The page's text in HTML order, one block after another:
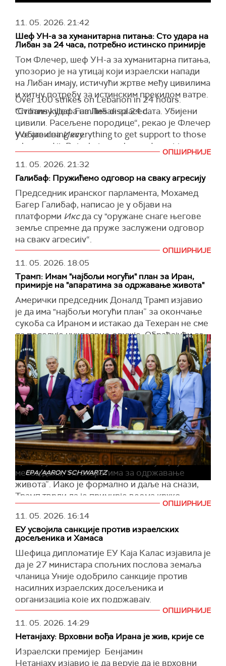
11. 05. 2026.21:42
Шеф УН-a за хуманитарна питања: Сто удара на
Либан за 24 часа, потребно истинско примирје
Том Флечер, шеф УН-a за хуманитарна питања,
упозорио је на утицај који израелски напади
на Либан имају, истичући жртве међу цивилима
и хитну потребу за истинским прекидом ватре.
"Стотину удара на Либан за 24 сата. Убијени
цивили. Расељене породице“, рекао је Флечер
у објави наИксу.
Флечер, заменик генералног секретара УН за
хуманитарна питања и координатор за хитну
помоћ, рекао је да су напори за пружање
помоћи у току, али да не могу заменити крај
насиља.
Over 100 strikes on Lebanon in 24 hours.
Civilians killed. Families displaced.
We are doing everything to get support to those
who need it. But what people need most is a
— Tom Fletcher (@UNReliefChief) May 11, 2026
ОПШИРНИЈЕ
11. 05. 2026.21:32
Галибаф: Пружићемо одговор на сваку агресију
Председник иранског парламента, Мохамед
Багер Галибаф, написао је у објави на
платформи Иксда су "оружане снаге његове
земље спремне да пруже заслужени одговор
на сваку агресију“.
"Погрешна стратегија и погрешне одлуке ће
увек довести до погрешних резултата – цео
свет је то већ схватио. Спремни смо на све
опције; биће изненађени“, навео је Галибаф.
(Al Jazeera)
ОПШИРНИЈЕ
11. 05. 2026. 18:05
Трамп: Имам "најбољи могући" план за Иран,
примирје на "апаратима за одржавање живота"
Амерички председник Доналд Трамп изјавио
је да има "најбољи могући план” за окончање
сукоба са Ираном и истакао да Техеран не сме
да поседује нуклеарно оружје. Обраћајући се
новинарима у Овалном кабинету, поновиo да
је ирански контрапредлог за окончање рата
"неприхватљив”, преносиСи-Ен-Ен.
Трамп је поручио да је суштина америчког
плана једноставна – спречити Иран да развије
нуклеарно оружје. Навео је и да сваки будући
споразум мора да подразумева јасну обавезу
Техерана да обустави нуклеарни програм.
Амерички председник оценио је и да је
примирје између САД и Ирана, које траје
месец дана, "на апаратима за одржавање
живота”. Иако је формално и даље на снази,
Трамп тврди да је примирје веома крхко,
подсећајући да су обе стране после договора
размењивале ватру у Ормуском мореузу.
Говорећи о политичкој ситуацији у Ирану,
Трамп је рекао да унутар власти постоје
„умерени” и „екстремисти”. Према његовим
речима, умерени кругови желе договор са
САД, док се тврдолинијаши залажу за
наставак сукоба.
Трамп је оптужио Иран и да је одустао од
претходног договора који је подразумевао да
САД преузму и уклоне иранске залихе
преговорима прихватио ту могућност, али да
EPA/AARON SCHWARTZ
ОПШИРНИЈЕ
11. 05. 2026. 16:14
ЕУ усвојила санкције против израелских
досељеника и Хамаса
Шефица дипломатије ЕУ Каја Калас изјавила је
да је 27 министара спољних послова земаља
чланица Уније одобрило санкције против
насилних израелских досељеника и
организација које их подржавају.
Дипломате су одобриле и нове санкције
против лидера Хамаса.
"Готово је. Европска унија данас санкционише
главне израелске организације криве за
ОПШИРНИЈЕ
11. 05. 2026. 14:29
Нетанјаху: Врховни вођа Ирана је жив, крије се
Израелски премијер Бенјамин
Нетанјаху изјавио је да верује да је врховни